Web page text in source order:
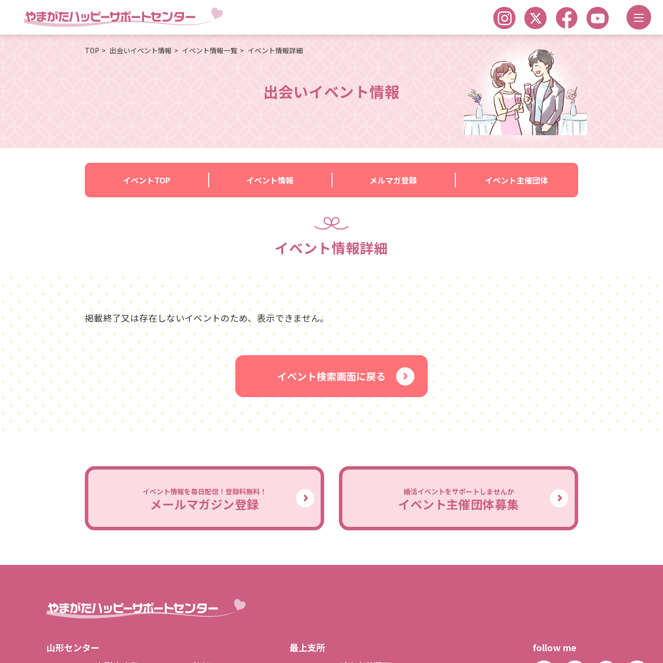
TOP 出会いイベント情報 イベント情報一覧 イベント情報詳細
出会いイベント情報
イベントTOP イベント情報 メルマガ登録 イベント主催団体
イベント情報詳細
掲載終了又は存在しないイベントのため、表示できません。
イベント検索画面に戻る
イベント情報を毎日配信！登録料無料！
メールマガジン登録
婚活イベントをサポートしませんか
イベント主催団体募集
山形センター
最上支所
follow me